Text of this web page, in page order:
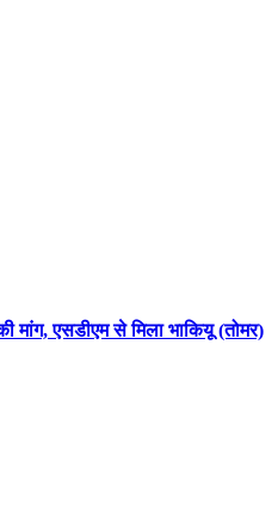
मांग, एसडीएम से मिला भाकियू (तोमर)